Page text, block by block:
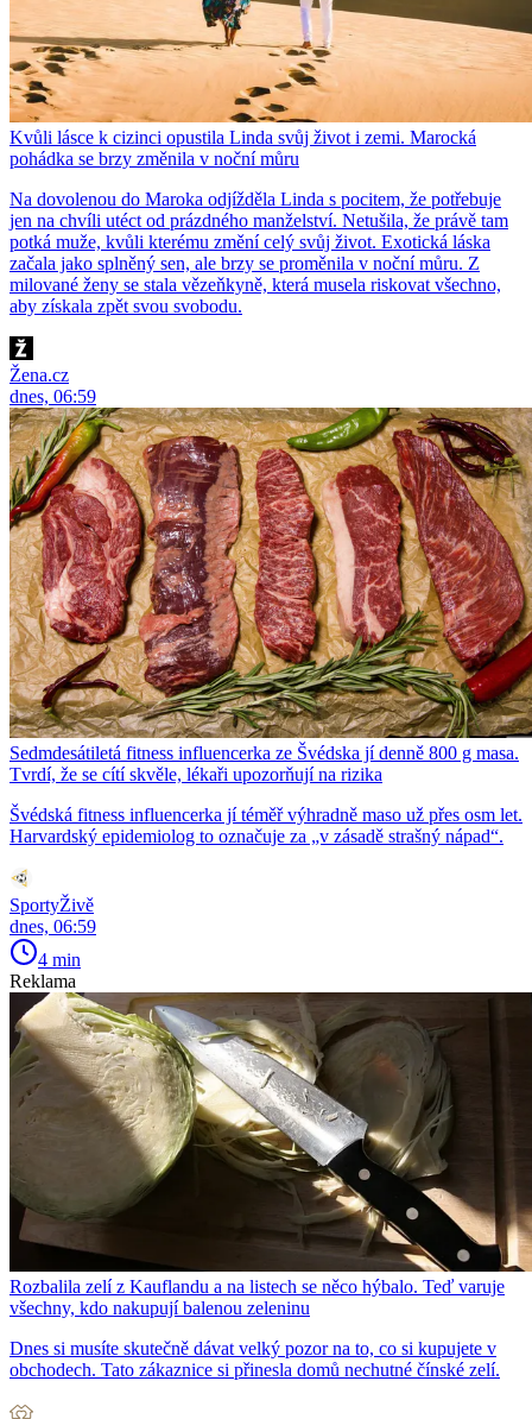
Kvůli lásce k cizinci opustila Linda svůj život i zemi. Marocká
pohádka se brzy změnila v noční můru
Na dovolenou do Maroka odjížděla Linda s pocitem, že potřebuje
jen na chvíli utéct od prázdného manželství. Netušila, že právě tam
potká muže, kvůli kterému změní celý svůj život. Exotická láska
začala jako splněný sen, ale brzy se proměnila v noční můru. Z
milované ženy se stala vězeňkyně, která musela riskovat všechno,
aby získala zpět svou svobodu.
Žena.cz
dnes, 06:59
Sedmdesátiletá fitness influencerka ze Švédska jí denně 800 g masa.
Tvrdí, že se cítí skvěle, lékaři upozorňují na rizika
Švédská fitness influencerka jí téměř výhradně maso už přes osm let.
Harvardský epidemiolog to označuje za „v zásadě strašný nápad“.
SportyŽivě
dnes, 06:59
4 min
Reklama
Rozbalila zelí z Kauflandu a na listech se něco hýbalo. Teď varuje
všechny, kdo nakupují balenou zeleninu
Dnes si musíte skutečně dávat velký pozor na to, co si kupujete v
obchodech. Tato zákaznice si přinesla domů nechutné čínské zelí.